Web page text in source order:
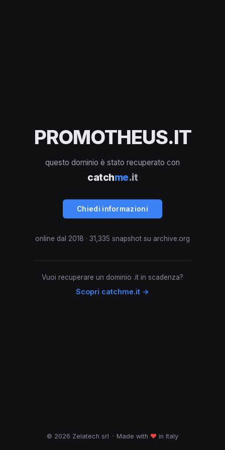
PROMOTHEUS.IT
questo dominio è stato recuperato con
catchme.it
Chiedi informazioni
online dal 2018 · 31,335 snapshot su archive.org
Vuoi recuperare un dominio .it in scadenza?
Scopri catchme.it →
© 2026 Zelatech srl · Made with ♥ in Italy